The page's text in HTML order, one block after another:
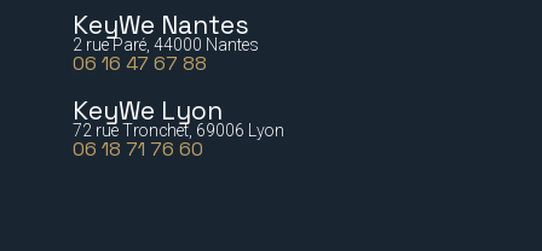
KeyWe Nantes
2 rue Paré, 44000 Nantes
06 16 47 67 88
KeyWe Lyon
72 rue Tronchet, 69006 Lyon
06 18 71 76 60